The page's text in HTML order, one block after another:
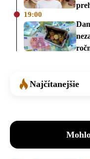
19:00
Najčítanejšie